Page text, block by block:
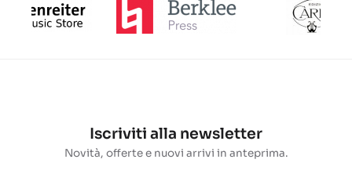
Iscriviti alla newsletter
Novità, offerte e nuovi arrivi in anteprima.